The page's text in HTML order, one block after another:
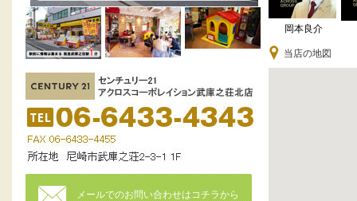
メールでのお問い合わせはコチラから
岡本良介
当店の地図